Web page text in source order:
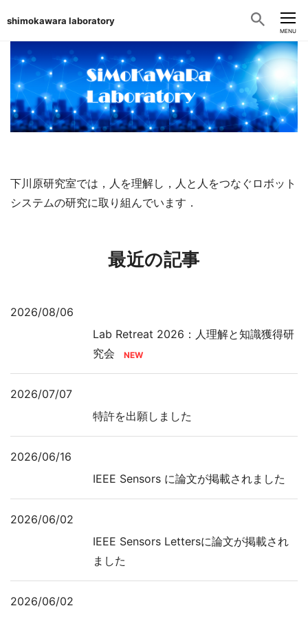
CLOSE
MENU
下川原研究室では，人を理解し，人と人をつなぐロボット
システムの研究に取り組んでいます．
最近の記事
2026/08/06
Lab Retreat 2026：人理解と知識獲得研
究会
2026/07/07
特許を出願しました
2026/06/16
IEEE Sensors に論文が掲載されました
2026/06/02
IEEE Sensors Lettersに論文が掲載され
ました
2026/06/02
shimokawara laboratory